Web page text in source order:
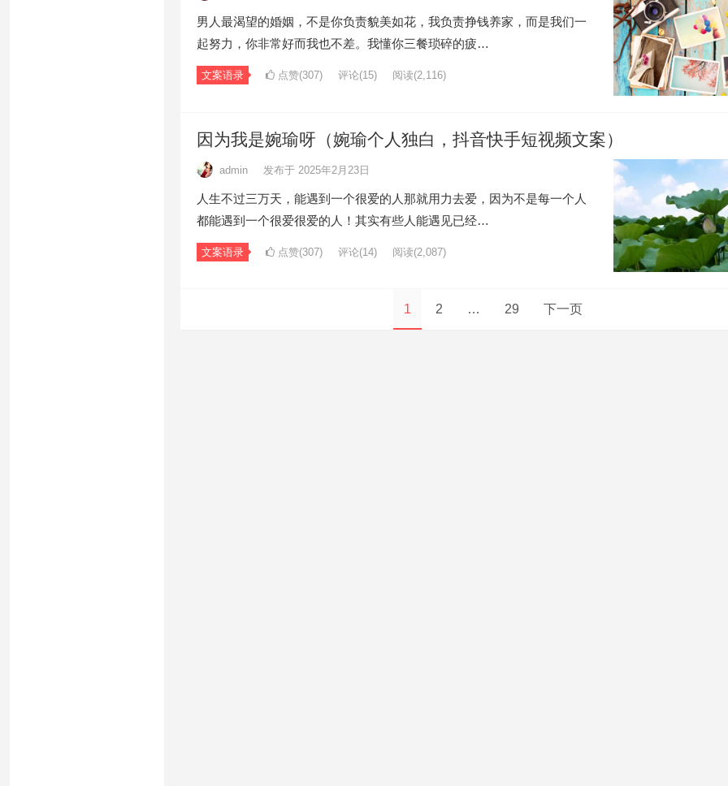
男人最渴望的婚姻，不是你负责貌美如花，我负责挣钱养家，而是我们一
起努力，你非常好而我也不差。我懂你三餐琐碎的疲…
文案语录 点赞(307) 评论(15) 阅读(2,116)
因为我是婉瑜呀（婉瑜个人独白，抖音快手短视频文案）
admin 发布于 2025年2月23日
人生不过三万天，能遇到一个很爱的人那就用力去爱，因为不是每一个人
都能遇到一个很爱很爱的人！其实有些人能遇见已经…
文案语录 点赞(307) 评论(14) 阅读(2,087)
1 2 … 29 下一页